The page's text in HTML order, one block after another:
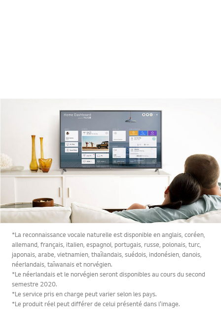
*La reconnaissance vocale naturelle est disponible en anglais, coréen,
allemand, français, italien, espagnol, portugais, russe, polonais, turc,
japonais, arabe, vietnamien, thaïlandais, suédois, indonésien, danois,
néerlandais, taïwanais et norvégien.
*Le néerlandais et le norvégien seront disponibles au cours du second
semestre 2020.
*Le service pris en charge peut varier selon les pays.
*Le produit réel peut différer de celui présenté dans l'image.